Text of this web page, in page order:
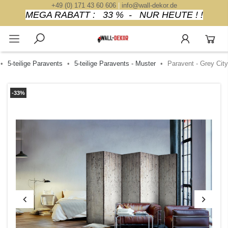
+49 (0) 171 43 60 606| info@wall-dekor.de
MEGA RABATT : 33 % - NUR HEUTE ! !
5-teilige Paravents 5-teilige Paravents - Muster Paravent - Grey City
-33%